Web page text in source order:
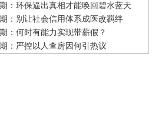
：环保逼出真相才能唤回碧水蓝天
：别让社会信用体系成医改羁绊
：何时有能力实现带薪假？
：严控以人查房因何引热议